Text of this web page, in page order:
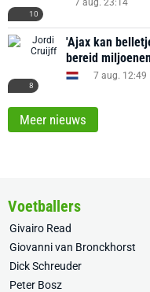
10
7 aug. 23:14
8
'Ajax kan
bereid
7 aug. 12:49
Meer nieuws
Voetballers
Givairo Read
Giovanni van Bronckhorst
Dick Schreuder
Peter Bosz